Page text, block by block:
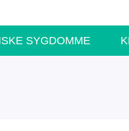
SYGDOMME